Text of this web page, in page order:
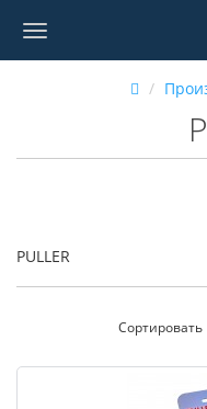
PULLER
Сортировать